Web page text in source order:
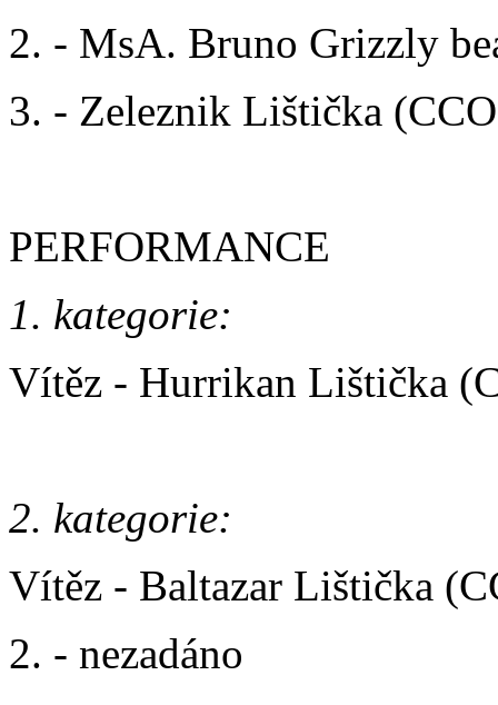
2. - MsA. Bruno Grizzly
3. - Zeleznik Lištička
PERFORMANCE
1. kategorie:
Vítěz - Hurrikan Lištička
2. kategorie:
Vítěz - Baltazar Lištička
2. - nezadáno